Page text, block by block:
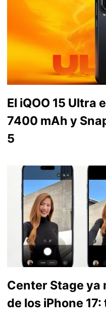
El iQOO 15 Ultra
7400 mAh y
5
Center Stage ya
de los iPhone